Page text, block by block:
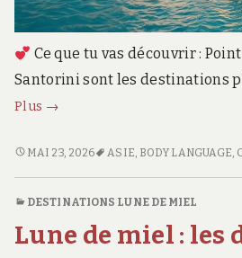
Ce que tu vas découvrir :
Santorini sont les destinations
Plus
Lune
miel
Maldives
le
→
LUNE
MALDIVES
MAI 23, 2026 ASIE BODY LANGUAGE
DESTINATIONS LUNE DE MIEL
Lune de miel : les